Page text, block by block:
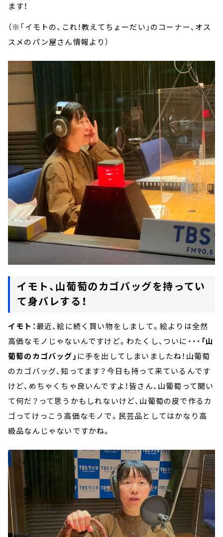
ます！
（※ 「イモトの、これ！教えてちょーだい」のコーナー、オス
スメのパン屋さん情報より）
イモト、山葡萄のカゴバッグを持ってい
て身バレする！
イモト：最近、絵に続く買い物をしまして。絵よりは全然
高価なモノじゃないんですけど。わたくし、ついに・・・ 「山
葡萄のカゴバッグ」 に手を出してしまいましたね！山葡萄
のカゴバッグ、知ってます？今日も持って来ているんです
けど、めちゃくちゃ良いんですよ！皆さん、山葡萄って聞い
て何だ？って思うかもしれないけど、山葡萄の皮で作るカ
ゴってけっこう高価なモノで。民芸品としてはかなり高
級品なんじゃないですかね。